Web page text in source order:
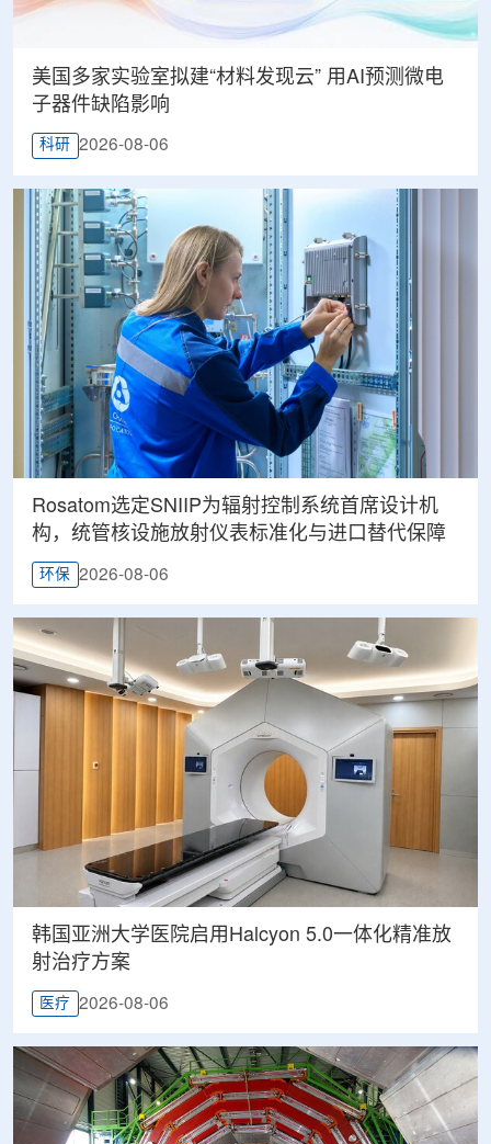
美国多家实验室拟建“材料发现云” 用AI预测微电
子器件缺陷影响
科研 2026-08-06
Rosatom选定SNIIP为辐射控制系统首席设计机
构，统管核设施放射仪表标准化与进口替代保障
环保 2026-08-06
韩国亚洲大学医院启用Halcyon 5.0一体化精准放
射治疗方案
医疗 2026-08-06